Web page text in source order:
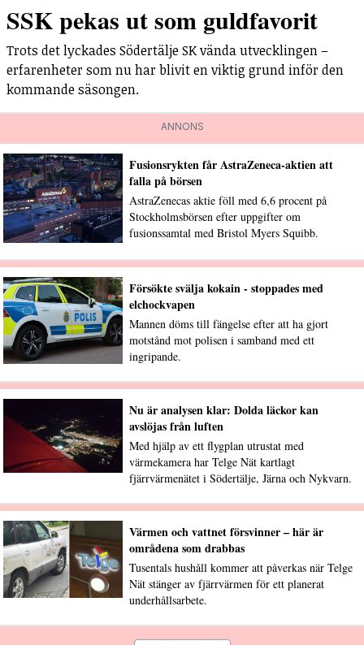
SSK pekas ut som guldfavorit
Trots det lyckades Södertälje SK vända utvecklingen –
erfarenheter som nu har blivit en viktig grund inför den
kommande säsongen.
ANNONS
Fusionsrykten får AstraZeneca-aktien att
falla på börsen
AstraZenecas aktie föll med 6,6 procent på
Stockholmsbörsen efter uppgifter om
fusionssamtal med Bristol Myers Squibb.
Försökte svälja kokain - stoppades med
elchockvapen
Mannen döms till fängelse efter att ha gjort
motstånd mot polisen i samband med ett
ingripande.
Nu är analysen klar: Dolda läckor kan
avslöjas från luften
Med hjälp av ett flygplan utrustat med
värmekamera har Telge Nät kartlagt
fjärrvärmenätet i Södertälje, Järna och Nykvarn.
Värmen och vattnet försvinner – här är
områdena som drabbas
Tusentals hushåll kommer att påverkas när Telge
Nät stänger av fjärrvärmen för ett planerat
underhållsarbete.